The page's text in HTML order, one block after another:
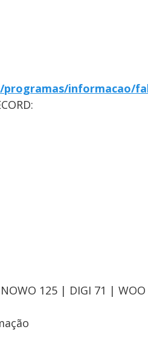
informacao/
125 | DIGI 71 |